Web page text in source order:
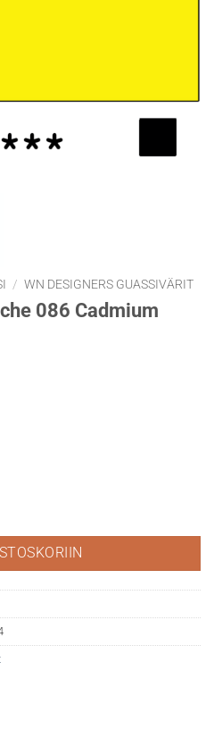
/ WN DESIGNERS GUASSIVÄRIT
086 Cadmium
lemon määrä